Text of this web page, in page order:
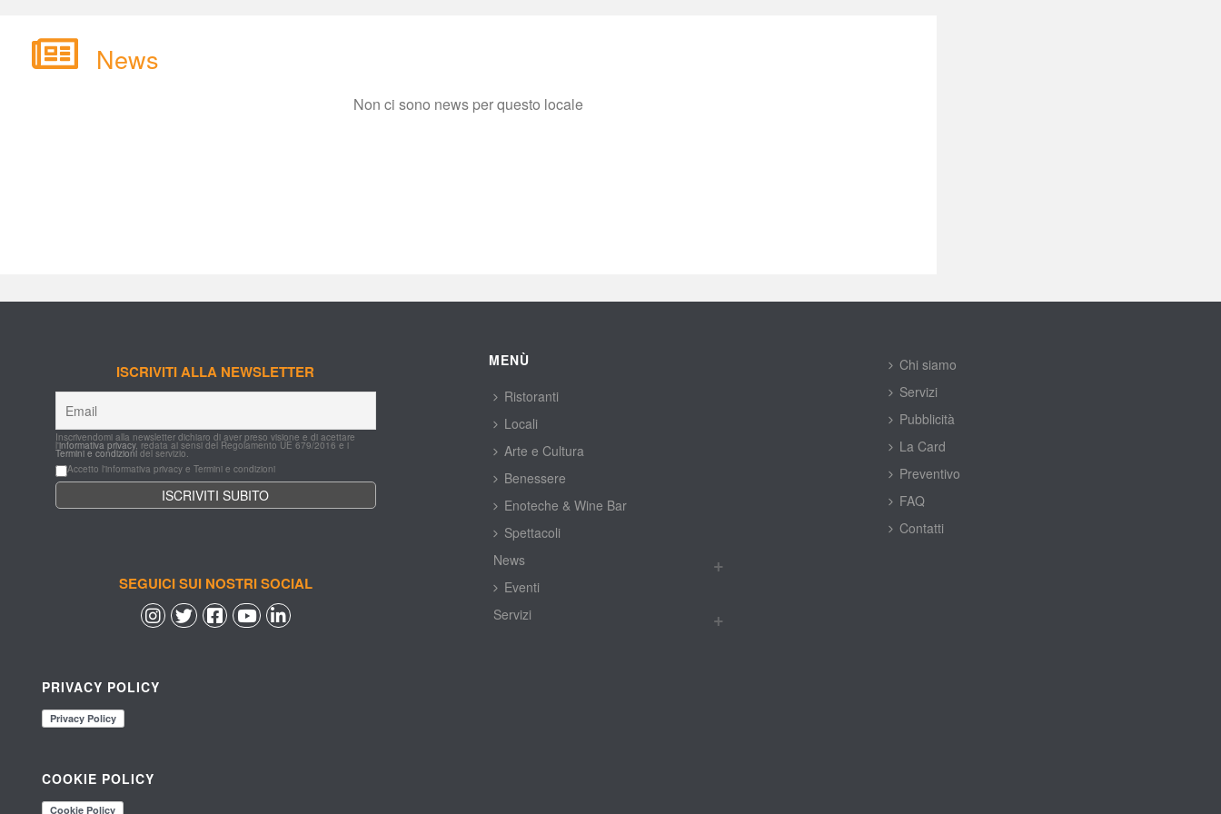
New
Non ci sono news per questo locale
ISCRIVITI ALLA NEWSLETTER
Inscrivendomi alla newsletter dichiaro di aver preso visione e di acettare
l'informativa privacy, redata ai sensi del Regolamento UE 679/2016 e i
Termini e condizioni del servizio.
Accetto l'informativa privacy e Termini e condizioni
SEGUICI SUI NOSTRI SOCIAL
PRIVACY POLICY
COOKIE POLICY
MENÙ
Ristoranti
Locali
Arte e Cultura
Benessere
Enoteche & Wine Bar
Spettacoli
New
Eventi
Servizi
Chi siamo
Servizi
Pubblicità
La Card
Preventivo
FAQ
Contatti